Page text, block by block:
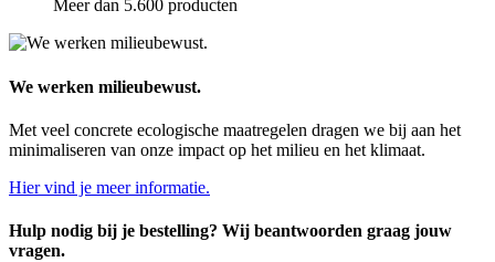
Meer dan 5.600 producten
We werken milieubewust.
Met veel concrete ecologische maatregelen dragen we bij aan het
minimaliseren van onze impact op het milieu en het klimaat.
Hier vind je meer informatie.
Hulp nodig bij je bestelling? Wij beantwoorden graag jouw
vragen.